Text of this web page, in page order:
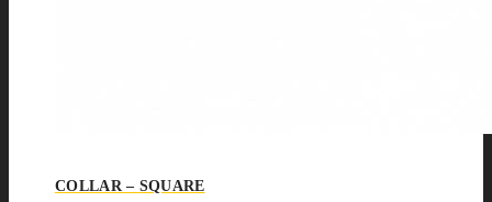
COLLAR – SQUARE